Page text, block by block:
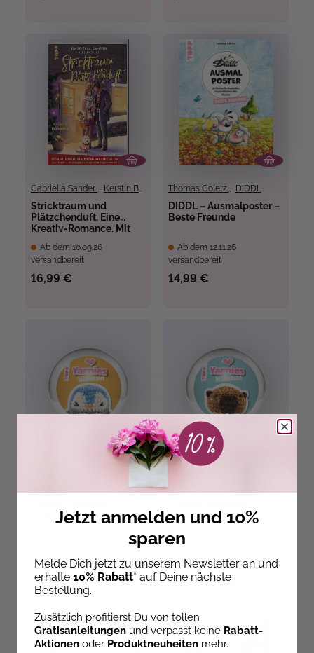
Gabriella Sander , Kerstin Balke
Stricktraum und
Plätzchenduft. Eine
Kreativ-Romance. Mit
Along.
Adventskalenderbuch
(Band 2)
Ab dem 10.09.26
versandbereit
16,99 €
Thomas Goletz , DIDDL
DIDDL – Ausmalposter –
Beste Freunde
Ab dem 12.11.26
versandbereit
14,99 €
Yarnies - Collect. Create.
Pinguin
8,99 €
Yarnies - Collect. Create.
Capybara
Ab dem 27.08.26
versandbereit
8,99 €
SALE SALE
Jetzt anmelden und 10%
sparen
Melde Dich jetzt zu unserem Newsletter an und
erhalte 10% Rabatt* auf Deine nächste
Bestellung.
Zusätzlich profitierst Du von tollen
Gratisanleitungen und verpasst keine Rabatt-
Aktionen oder Produktneuheiten mehr.